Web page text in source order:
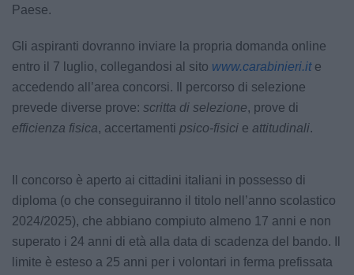
Paese.
Gli aspiranti dovranno inviare la propria domanda online
entro il 7 luglio, collegandosi al sito www.carabinieri.ite
accedendo all’area concorsi. Il percorso di selezione
prevede diverse prove: scritta di selezione, prove di
efficienza fisica, accertamenti psico-fisici e attitudinali.
Il concorso è aperto ai cittadini italiani in possesso di
diploma (o che conseguiranno il titolo nell’anno scolastico
2024/2025), che abbiano compiuto almeno 17 anni e non
superato i 24 anni di età alla data di scadenza del bando. Il
limite è esteso a 25 anni per i volontari in ferma prefissata